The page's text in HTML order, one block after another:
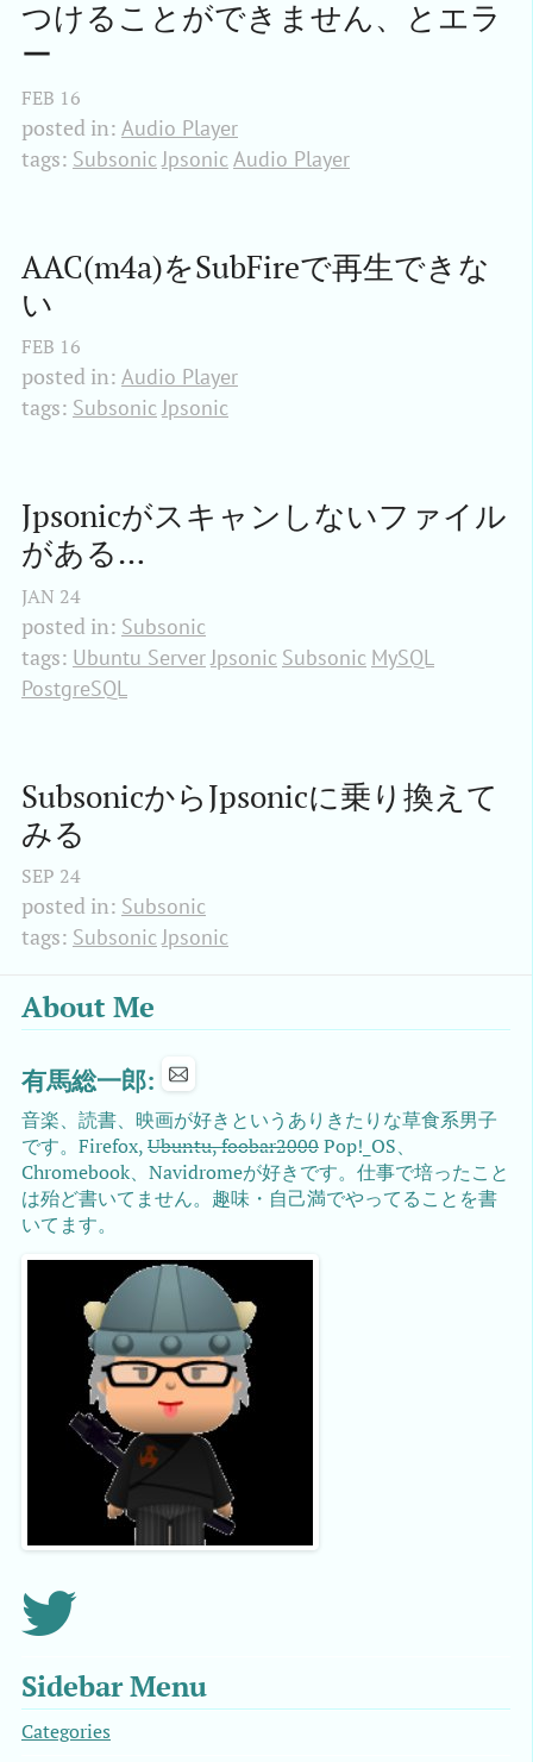
つけることができません、とエラ
ー
FEB 16
posted in: Audio Player
tags: SubsonicJpsonicAudio Player
AAC(m4a)をSubFireで再生できな
い
FEB 16
posted in: Audio Player
tags: SubsonicJpsonic
Jpsonicがスキャンしないファイル
がある…
JAN 24
posted in: Subsonic
tags: Ubuntu ServerJpsonic Subsonic MySQL
PostgreSQL
SubsonicからJpsonicに乗り換えて
みる
SEP 24
posted in: Subsonic
tags: SubsonicJpsonic
About Me
有馬総一郎:
音楽、読書、映画が好きというありきたりな草食系男子
です。Firefox,Ubuntu, foobar2000Pop!_OS、
Chromebook、Navidromeが好きです。仕事で培ったこと
は殆ど書いてません。趣味・自己満でやってることを書
いてます。
Sidebar Menu
Categories